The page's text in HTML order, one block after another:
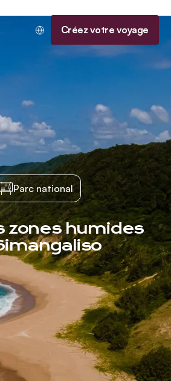
Créez votre voyage
Parc national
zones humides